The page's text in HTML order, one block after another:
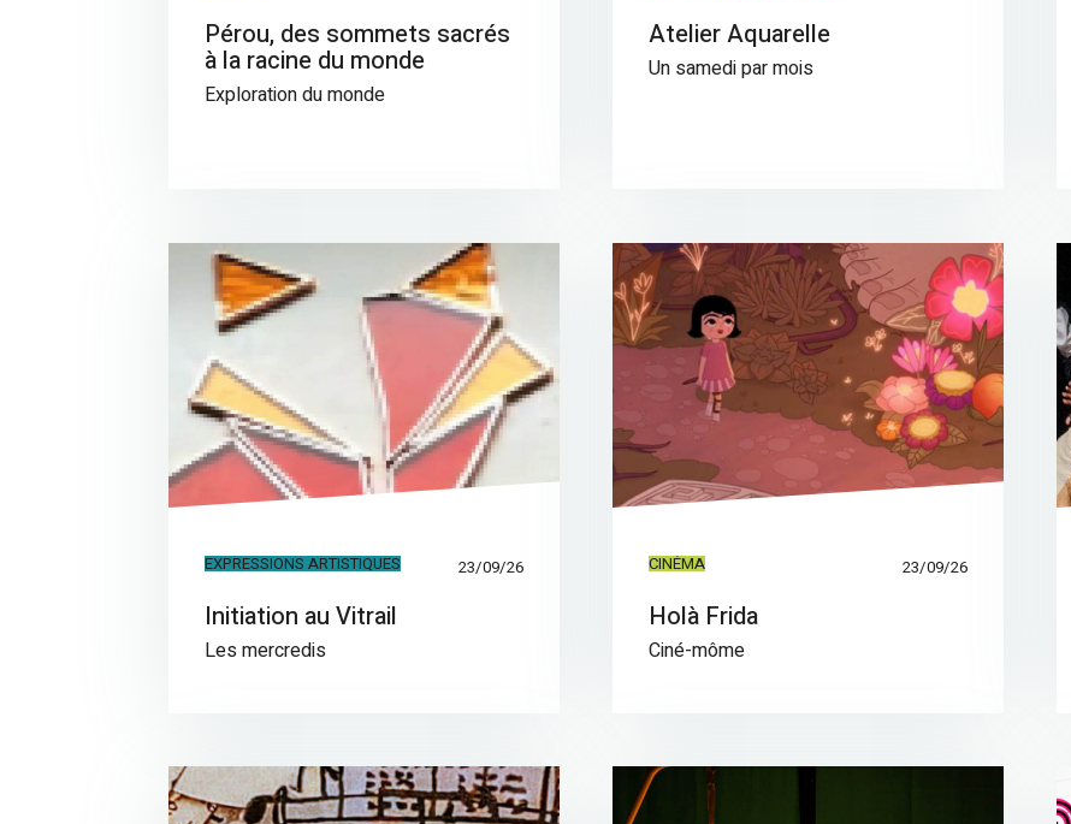
Pérou, des sommets sacrés
à la racine du monde
Exploration du monde
Atelier Aquarelle
Un samedi par mois
EXPRESSIONS ARTISTIQUES 23/09/26
Initiation au Vitrail
Les mercredis
CINÉMA 23/09/26
Holà Frida
Ciné-môme